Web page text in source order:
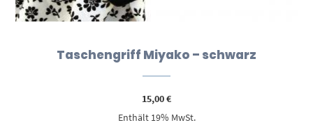
Taschengriff Miyako – schwarz
15,00€
Enthält 19% MwSt.